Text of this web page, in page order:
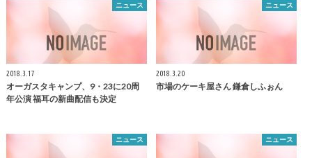
ニュース
2018.3.17
オーガスタキャンプ、9・23に20周
年公演 福耳の新曲配信も決定
ニュース
2018.3.20
市場のケーキ屋さん鎌倉しふぉん
ニュース ニュース